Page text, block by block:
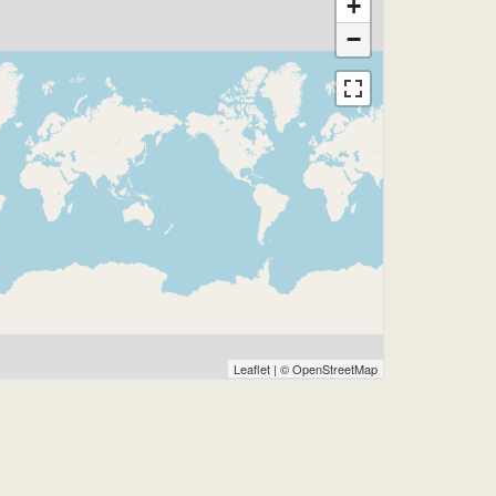
+
−
Leaflet | ©OpenStreetMap